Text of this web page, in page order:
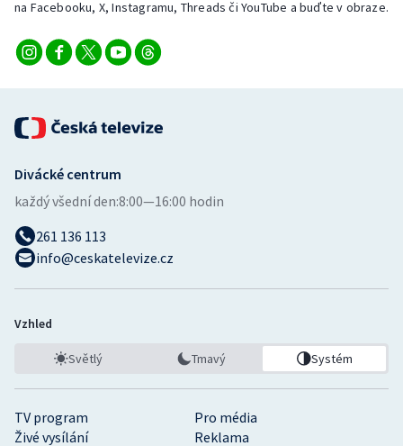
na Facebooku, X, Instagramu, Threads či YouTube a buďte v obraze.
TV program
Pro média
Živé vysílání
Reklama
Divácké centrum
každý všední den:8:00—16:00 hodin
261 136 113
info@ceskatelevize.cz
Vzhled
Světlý Tmavý Systém